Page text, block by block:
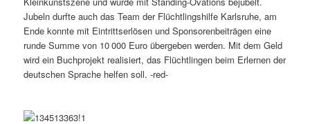
Jubeln durfte auch das Team der Flüchtlingshilfe Karlsruhe, am
Ende konnte mit Eintrittserlösen und Sponsorenbeiträgen eine
runde Summe von 10 000 Euro übergeben werden. Mit dem Geld
wird ein Buchprojekt realisiert, das Flüchtlingen beim Erlernen der
deutschen Sprache helfen soll. -red-